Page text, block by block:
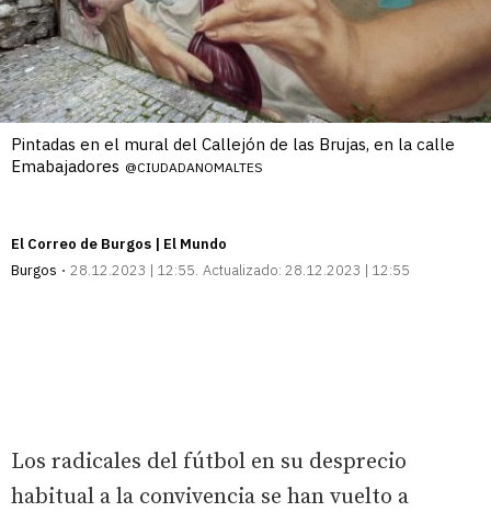
Pintadas en el mural del Callejón de las Brujas, en la calle
Emabajadores @CIUDADANOMALTES
El Correo de Burgos | El Mundo
Burgos
28.12.2023 | 12:55 Actualizado: 28.12.2023 | 12:55
Los radicales del fútbol en su desprecio
habitual a la convivencia se han vuelto a